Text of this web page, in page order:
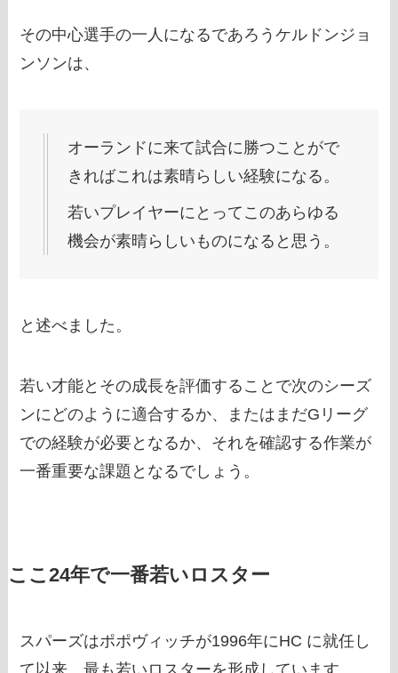
その中心選手の一人になるであろうケルドンジョ
ンソンは、
オーランドに来て試合に勝つことがで
きればこれは素晴らしい経験になる。
若いプレイヤーにとってこのあらゆる
機会が素晴らしいものになると思う。
と述べました。
若い才能とその成長を評価することで次のシーズ
ンにどのように適合するか、またはまだGリーグ
での経験が必要となるか、それを確認する作業が
一番重要な課題となるでしょう。
ここ24年で一番若いロスター
スパーズはポポヴィッチが1996年にHC に就任し
て以来、最も若いロスターを形成しています。